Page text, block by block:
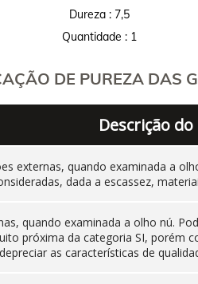
Dureza : 7,5
Quantidade : 1
DE PUREZA DAS
Descrição
externas, quando examinada a
dada a escassez,
quando examinada a olho nú.
próxima da categoria SI, porém
as características de